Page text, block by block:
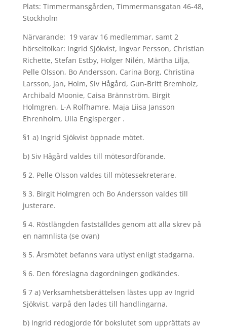
Plats: Timmermansgården, Timmermansgatan 46-48,
Stockholm
Närvarande: 19 varav 16 medlemmar, samt 2
hörseltolkar: Ingrid Sjökvist, Ingvar Persson, Christian
Richette, Stefan Estby, Holger Nilén, Märtha Lilja,
Pelle Olsson, Bo Andersson, Carina Borg, Christina
Larsson, Jan, Holm, Siv Hågård, Gun-Britt Bremholz,
Archibald Moonie, Caisa Brännström. Birgit
Holmgren, L-A Rolfhamre, Maja Liisa Jansson
Ehrenholm, Ulla Englsperger .
§1 a) Ingrid Sjökvist öppnade mötet.
b) Siv Hågård valdes till mötesordförande.
§ 2. Pelle Olsson valdes till mötessekreterare.
§ 3. Birgit Holmgren och Bo Andersson valdes till
justerare.
§ 4. Röstlängden fastställdes genom att alla skrev på
en namnlista (se ovan)
§ 5. Årsmötet befanns vara utlyst enligt stadgarna.
§ 6. Den föreslagna dagordningen godkändes.
§ 7 a) Verksamhetsberättelsen lästes upp av Ingrid
Sjökvist, varpå den lades till handlingarna.
b) Ingrid redogjorde för bokslutet som upprättats av